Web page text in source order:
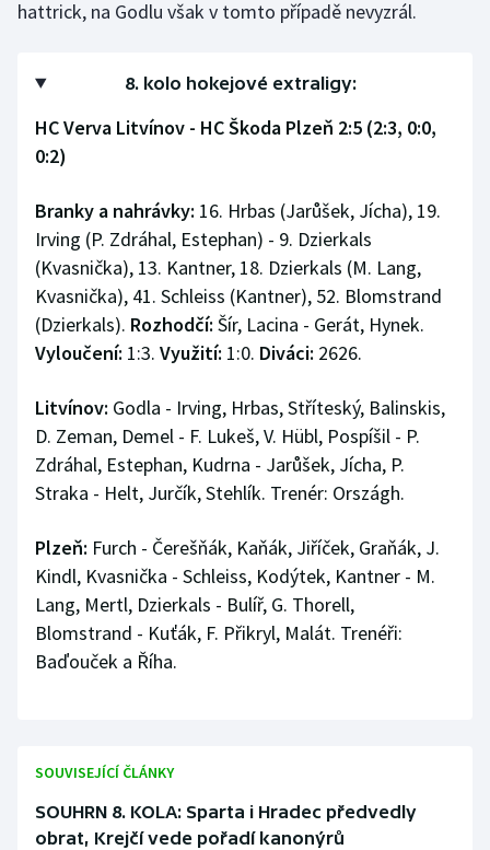
Stolní tenis
Veslování
Vodní slalom
Volejbal
Ostatní
hattrick, na Godlu však v tomto případě nevyzrál.
8. kolo hokejové extraligy:
HC Verva Litvínov - HC Škoda Plzeň 2:5 (2:3, 0:0,
0:2)
Branky a nahrávky: 16. Hrbas (Jarůšek, Jícha), 19.
Irving (P. Zdráhal, Estephan) - 9. Dzierkals
(Kvasnička), 13. Kantner, 18. Dzierkals (M. Lang,
Kvasnička), 41. Schleiss (Kantner), 52. Blomstrand
(Dzierkals). Rozhodčí: Šír, Lacina - Gerát, Hynek.
Vyloučení: 1:3. Využití: 1:0. Diváci: 2626.
Litvínov: Godla - Irving, Hrbas, Stříteský, Balinskis,
D. Zeman, Demel - F. Lukeš, V. Hübl, Pospíšil - P.
Zdráhal, Estephan, Kudrna - Jarůšek, Jícha, P.
Straka - Helt, Jurčík, Stehlík. Trenér: Országh.
Plzeň: Furch - Čerešňák, Kaňák, Jiříček, Graňák, J.
Kindl, Kvasnička - Schleiss, Kodýtek, Kantner - M.
Lang, Mertl, Dzierkals - Bulíř, G. Thorell,
Blomstrand - Kuťák, F. Přikryl, Malát. Trenéři:
Baďouček a Říha.
SOUVISEJÍCÍ ČLÁNKY
SOUHRN 8. KOLA: Sparta i Hradec předvedly
obrat, Krejčí vede pořadí kanonýrů